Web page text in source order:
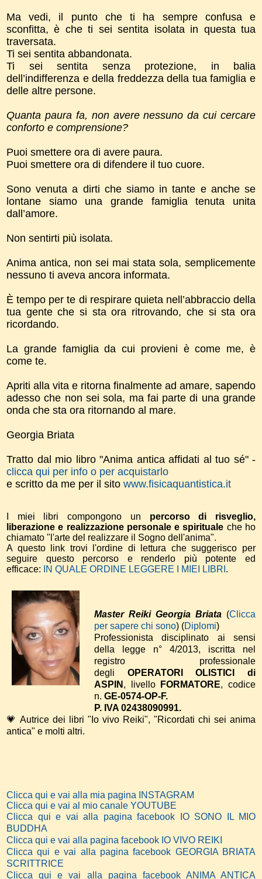
Ma vedi, il punto che ti ha sempre confusa e
sconfitta, è che ti sei sentita isolata in questa tua
traversata.
Ti sei sentita abbandonata.
Ti sei sentita senza protezione, in balia
dell’indifferenza e della freddezza della tua famiglia e
delle altre persone.
Quanta paura fa, non avere nessuno da cui cercare
conforto e comprensione?
Puoi smettere ora di avere paura.
Puoi smettere ora di difendere il tuo cuore.
Sono venuta a dirti che siamo in tante e anche se
lontane siamo una grande famiglia tenuta unita
dall’amore.
Non sentirti più isolata.
Anima antica, non sei mai stata sola, semplicemente
nessuno ti aveva ancora informata.
È tempo per te di respirare quieta nell’abbraccio della
tua gente che si sta ora ritrovando, che si sta ora
ricordando.
La grande famiglia da cui provieni è come me, è
come te.
Apriti alla vita e ritorna finalmente ad amare, sapendo
adesso che non sei sola, ma fai parte di una grande
onda che sta ora ritornando al mare.
Georgia Briata
Tratto dal mio libro "Anima antica affidati al tuo sé" -
clicca qui per info o per acquistarlo
e scritto da me per il sito www.fisicaquantistica.it
I miei libri compongono un percorso di risveglio,
liberazione e realizzazione personale e spirituale che ho
chiamato "l'arte del realizzare il Sogno dell'anima".
A questo link trovi l'ordine di lettura che suggerisco per
seguire questo percorso e renderlo più potente ed
efficace:
IN QUALE ORDINE LEGGERE I MIEI LIBRI .
Master Reiki Georgia Briata(Clicca
per sapere chi sono) (Diplomi)
Professionista disciplinato ai sensi
della legge n° 4/2013, iscritta nel
registro professionale
degli OPERATORI OLISTICI di
ASPIN , livello FORMATORE, codice
n. GE-0574-OP-F.
P. IVA 02438090991.
💗 Autrice dei libri "Io vivo Reiki", "Ricordati chi sei anima
antica" e molti altri.
Clicca qui e vai alla mia pagina INSTAGRAM
Clicca qui e vai al mio canale YOUTUBE
Clicca qui e vai alla pagina facebook IO SONO IL MIO
BUDDHA
Clicca qui e vai alla pagina facebook IO VIVO REIKI
Clicca qui e vai alla pagina facebook GEORGIA BRIATA
SCRITTRICE
Clicca qui e vai alla pagina facebook ANIMA ANTICA